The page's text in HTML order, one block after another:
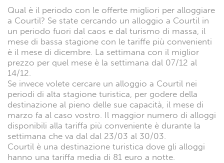
Qual è il periodo con le offerte migliori per alloggiare
a Courtil? Se state cercando un alloggio a Courtil in
un periodo fuori dal caos e dal turismo di massa, il
mese di bassa stagione con le tariffe più convenienti
è il mese di dicembre. La settimana con il miglior
prezzo per quel mese è la settimana dal 07/12 al
14/12.
Se invece volete cercare un alloggio a Courtil nei
periodi di alta stagione turistica, per godere della
destinazione al pieno delle sue capacità, il mese di
marzo fa al caso vostro. Il maggior numero di alloggi
disponibili alla tariffa più conveniente è durante la
settimana che va dal dal 23/03 al 30/03.
Courtil è una destinazione turistica dove gli alloggi
hanno una tariffa media di 81 euro a notte.